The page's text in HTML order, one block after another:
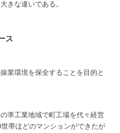
きな違いである。
ス
業環境を保全することを目的と
準工業地域で町工場を代々経営
帯ほどのマンションができたが